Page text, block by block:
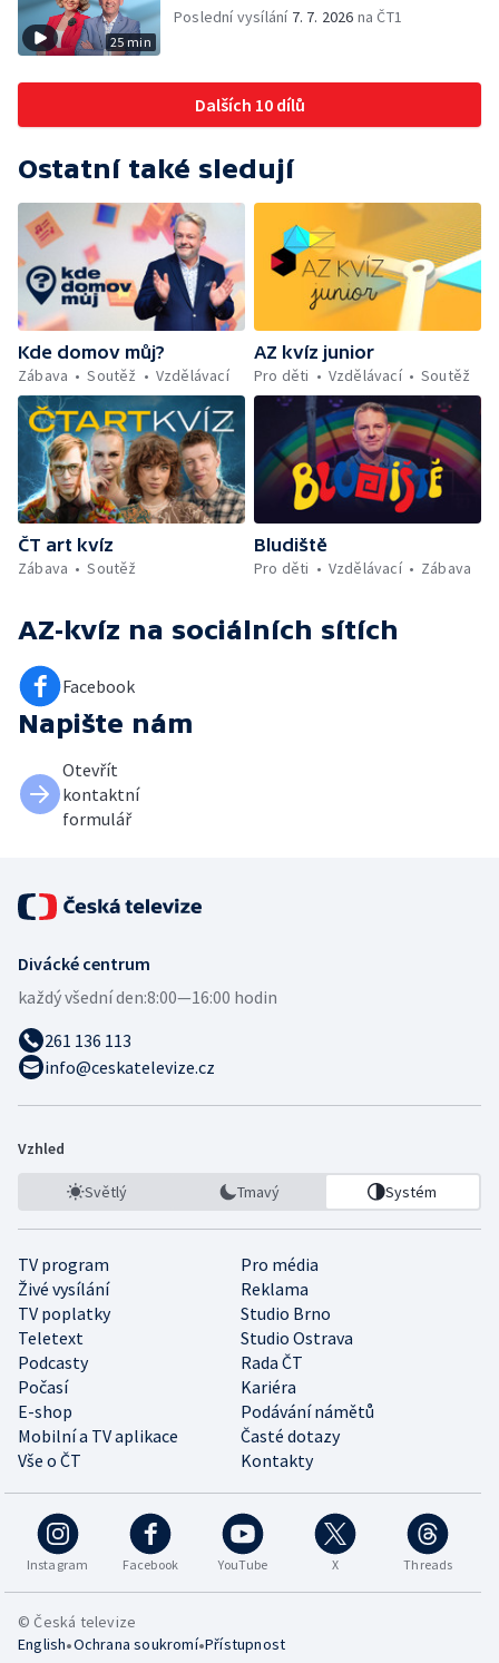
25 min
Poslední vysílání 7. 7. 2026 na ČT1
Dalších 10 dílů
Ostatní také sledují
Kde domov můj?
Zábava
Soutěž Vzdělávací
AZ kvíz junior
Pro děti
Vzdělávací Soutěž
ČT art kvíz
Zábava
Soutěž
Bludiště
Pro děti
Vzdělávací Zábava
AZ-kvíz na sociálních sítích
Facebook
Napište nám
Otevřít
kontaktní
formulář
Divácké centrum
každý všední den:8:00—16:00 hodin
261 136 113
info@ceskatelevize.cz
Vzhled
Světlý Tmavý Systém
TV program
Pro média
Živé vysílání
Reklama
TV poplatky
Studio Brno
Teletext
Studio Ostrava
Podcasty
Rada ČT
Počasí
Kariéra
E-shop
Podávání námětů
Mobilní a TV aplikace
Časté dotazy
Vše o ČT
Kontakty
Instagram Facebook YouTube X Threads
© Česká televize
English•Ochrana soukromí•Přístupnost